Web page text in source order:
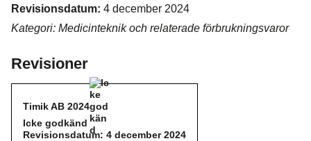
Revisionsdatum: 4 december 2024
Kategori: Medicinteknik och relaterade förbrukningsvaror
Revisioner
Timik AB 2024
Icke godkänd
Icke godkänd
Revisionsdatum: 4 december 2024